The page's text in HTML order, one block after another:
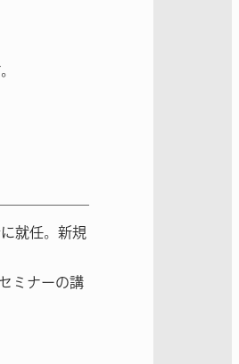
就任。新規
ミナーの講